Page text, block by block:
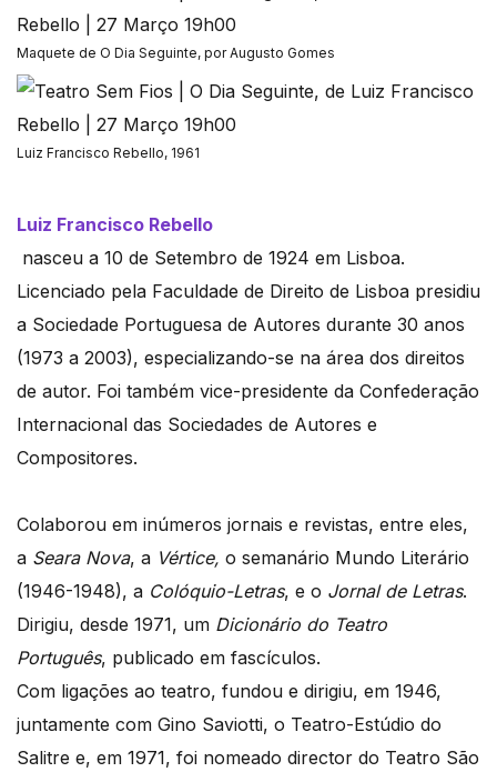
Maquete de O Dia Seguinte, por Augusto Gomes
Luiz Francisco Rebello, 1961
Luiz Francisco Rebello
nasceu a 10 de Setembro de 1924 em Lisboa.
Licenciado pela Faculdade de Direito de Lisboa presidiu
a Sociedade Portuguesa de Autores durante 30 anos
(1973 a 2003), especializando-se na área dos direitos
de autor. Foi também vice-presidente da Confederação
Internacional das Sociedades de Autores e
Compositores.
Colaborou em inúmeros jornais e revistas, entre eles,
a Seara Nova, a Vértice, o semanário Mundo Literário
(1946-1948), a Colóquio-Letras, e o Jornal de Letras.
Dirigiu, desde 1971, um Dicionário do Teatro
Português, publicado em fascículos.
Com ligações ao teatro, fundou e dirigiu, em 1946,
juntamente com Gino Saviotti, o Teatro-Estúdio do
Salitre e, em 1971, foi nomeado director do Teatro São